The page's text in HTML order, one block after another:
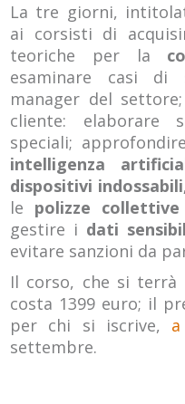
La tre giorni,
ai corsisti di
teoriche per la
esaminare casi
manager del
cliente: elaborare
speciali; approfondire
intelligenza
dispositivi
le polizze
gestire i dati
evitare sanzioni da
Il corso, che si terrà
costa 1399 euro; il
per chi si iscrive,
settembre.